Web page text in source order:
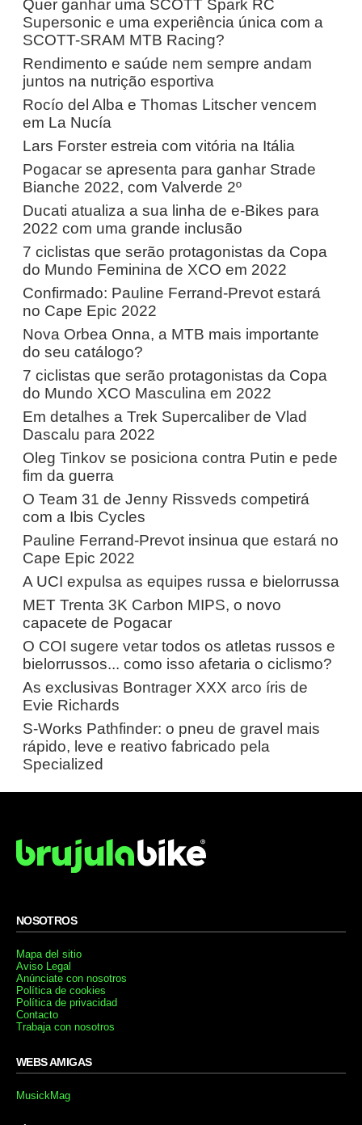
Quer ganhar uma SCOTT Spark RC
Supersonic e uma experiência única com a
SCOTT-SRAM MTB Racing?
Rendimento e saúde nem sempre andam
juntos na nutrição esportiva
Rocío del Alba e Thomas Litscher vencem
em La Nucía
Lars Forster estreia com vitória na Itália
Pogacar se apresenta para ganhar Strade
Bianche 2022, com Valverde 2º
Ducati atualiza a sua linha de e-Bikes para
2022 com uma grande inclusão
7 ciclistas que serão protagonistas da Copa
do Mundo Feminina de XCO em 2022
Confirmado: Pauline Ferrand-Prevot estará
no Cape Epic 2022
Nova Orbea Onna, a MTB mais importante
do seu catálogo?
7 ciclistas que serão protagonistas da Copa
do Mundo XCO Masculina em 2022
Em detalhes a Trek Supercaliber de Vlad
Dascalu para 2022
Oleg Tinkov se posiciona contra Putin e pede
fim da guerra
O Team 31 de Jenny Rissveds competirá
com a Ibis Cycles
Pauline Ferrand-Prevot insinua que estará no
Cape Epic 2022
A UCI expulsa as equipes russa e bielorrussa
MET Trenta 3K Carbon MIPS, o novo
capacete de Pogacar
O COI sugere vetar todos os atletas russos e
bielorrussos... como isso afetaria o ciclismo?
As exclusivas Bontrager XXX arco íris de
Evie Richards
S-Works Pathfinder: o pneu de gravel mais
rápido, leve e reativo fabricado pela
Specialized
NOSOTROS
Mapa del sitio
Aviso Legal
Anúnciate con nosotros
Política de cookies
Política de privacidad
Contacto
Trabaja con nosotros
WEBS AMIGAS
MusickMag